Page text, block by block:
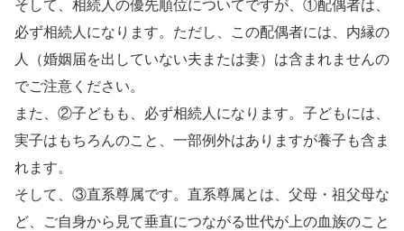
そして、相続人の優先順位についてですが、①配偶者は、
必ず相続人になります。ただし、この配偶者には、内縁の
人（婚姻届を出していない夫または妻）は含まれませんの
でご注意ください。
また、②子どもも、必ず相続人になります。子どもには、
実子はもちろんのこと、一部例外はありますが養子も含ま
れます。
そして、③直系尊属です。直系尊属とは、父母・祖父母な
ど、ご自身から見て垂直につながる世代が上の血族のこと